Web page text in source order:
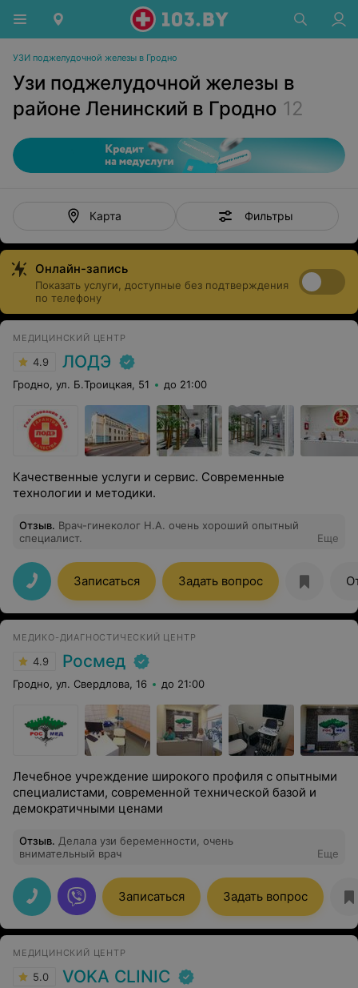
УЗИ поджелудочной железы в Гродно
Узи поджелудочной железы в
районе Ленинский в Гродно 12
Карта Фильтры
Онлайн-запись
Показать услуги, доступные без подтверждения
по телефону
МЕДИЦИНСКИЙ ЦЕНТР
4.9 ЛОДЭ
Гродно, ул. Б.Троицкая, 51 до 21:00
Качественные услуги и сервис. Современные
технологии и методики.
Отзыв. Врач-гинеколог Н.А. очень хороший опытный
специалист.
Еще
Записаться Задать вопрос
МЕДИКО-ДИАГНОСТИЧЕСКИЙ ЦЕНТР
4.9 Росмед
Гродно, ул. Свердлова, 16 до 21:00
Лечебное учреждение широкого профиля с опытными
специалистами, современной технической базой и
демократичными ценами
Отзыв. Делала узи беременности, очень
внимательный врач
Еще
Записаться Задать вопрос
МЕДИЦИНСКИЙ ЦЕНТР
5.0 VOKA CLINIC